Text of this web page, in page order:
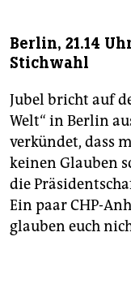
Berlin, 21.14
Stichwahl
Jubel bricht auf
Welt“ in Berlin
verkündet, dass
keinen Glauben
die
Ein paar CHP-
glauben euch